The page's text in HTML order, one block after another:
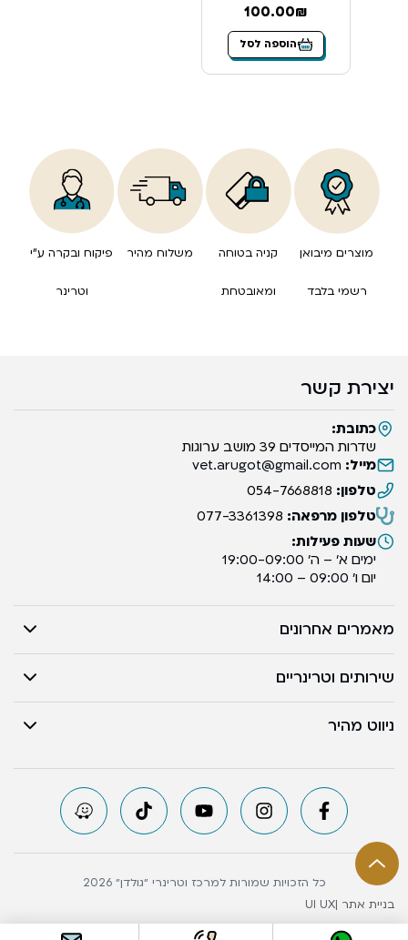
100.00₪
הוספה לסל
מוצרים מיבואן
רשמי בלבד
קניה בטוחה
ומאובטחת
משלוח מהיר פיקוח ובקרה ע”י
וטרינר
יצירת קשר
כתובת:
שדרות המייסדים 39 מושב ערוגות
מייל: vet.arugot@gmail.com
טלפון: 054-7668818
טלפון מרפאה: 077-3361398
שעות פעילות:
ימים א’ – ה’ 19:00-09:00
יום ו’ 09:00 – 14:00
מאמרים אחרונים
שירותים וטרינריים
ניווט מהיר
כל הזכויות שמורות למרכז וטרינרי ״גולדן״ 2026
בניית אתר |UI UX